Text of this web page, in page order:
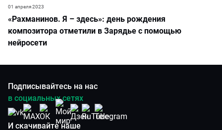
«Рахманинов. Я – здесь»: день рождения
композитора отметили в Зарядье с помощью
нейросети
01 апреля 2023
Подписывайтесь на нас
в социальных сетях
И скачивайте наше